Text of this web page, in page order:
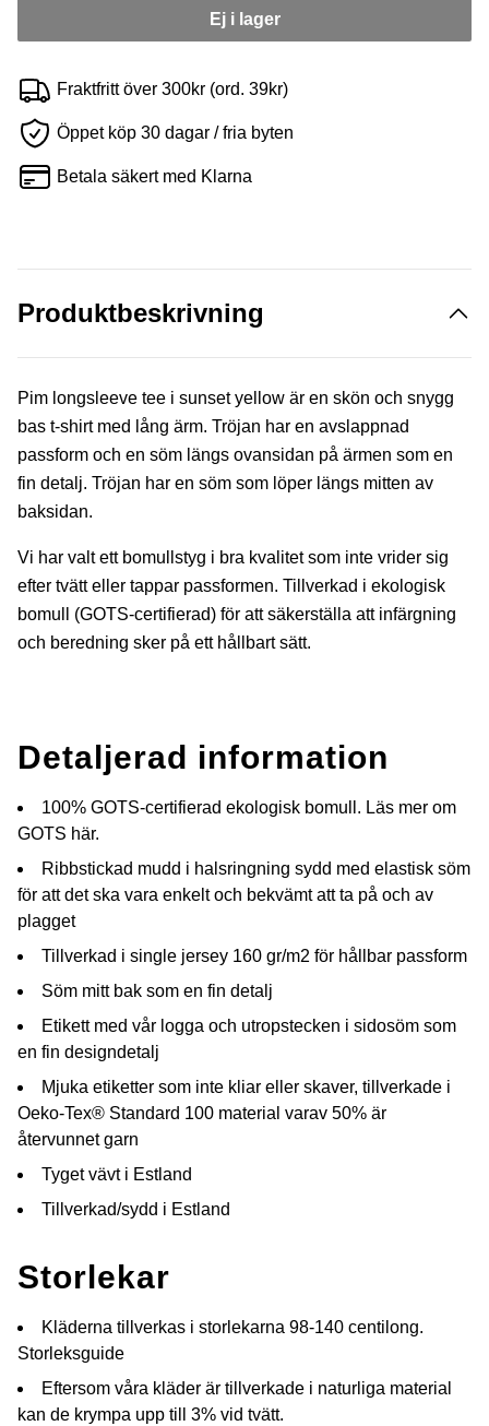
Ej i lager
Fraktfritt över 300kr (ord. 39kr)
Öppet köp 30 dagar / fria byten
Betala säkert med Klarna
Produktbeskrivning
Pim longsleeve tee i sunset yellow är en skön och snygg
bas t-shirt med lång ärm. Tröjan har en avslappnad
passform och en söm längs ovansidan på ärmen som en
fin detalj. Tröjan har en söm som löper längs mitten av
baksidan.
Vi har valt ett bomullstyg i bra kvalitet som inte vrider sig
efter tvätt eller tappar passformen. Tillverkad i ekologisk
bomull (GOTS-certifierad) för att säkerställa att infärgning
och beredning sker på ett hållbart sätt.
Detaljerad information
100% GOTS-certifierad ekologisk bomull. Läs mer om
GOTS här.
Ribbstickad mudd i halsringning sydd med elastisk söm
för att det ska vara enkelt och bekvämt att ta på och av
plagget
Tillverkad i single jersey 160 gr/m2 för hållbar passform
Söm mitt bak som en fin detalj
Etikett med vår logga och utropstecken i sidosöm som
en fin designdetalj
Mjuka etiketter som inte kliar eller skaver, tillverkade i
Oeko-Tex® Standard 100 material varav 50% är
återvunnet garn
Tyget vävt i Estland
Tillverkad/sydd i Estland
Storlekar
Kläderna tillverkas i storlekarna 98-140 centilong.
Storleksguide
Eftersom våra kläder är tillverkade i naturliga material
kan de krympa upp till 3% vid tvätt.